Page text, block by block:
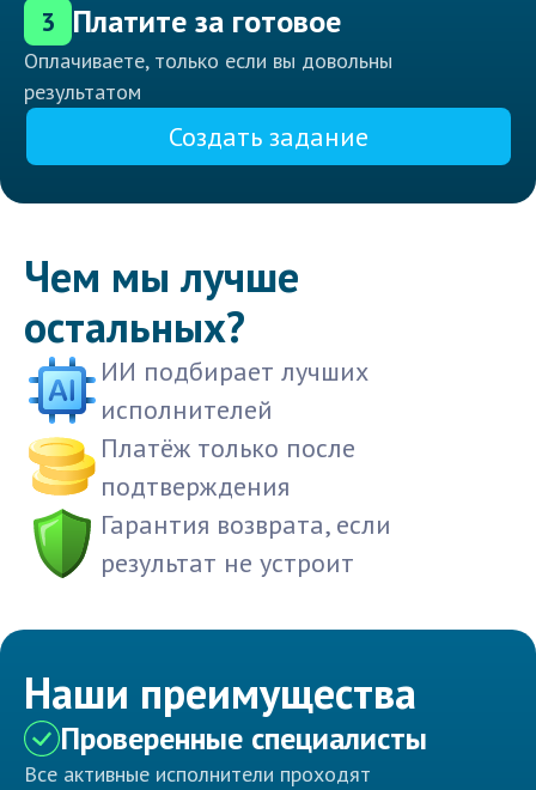
3 Платите за готовое
Оплачиваете, только если вы довольны
результатом
Создать задание
Чем мы лучше
остальных?
ИИ подбирает лучших
исполнителей
Платёж только после
подтверждения
Гарантия возврата, если
результат не устроит
Наши преимущества
Проверенные специалисты
Все активные исполнители проходят